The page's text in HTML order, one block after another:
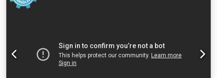
Temperatur der Heizwalzen 140 °C Materialumschlingung
sind vorbehaltlich der Verfügbarkeit und/oder des
Vorverkaufs